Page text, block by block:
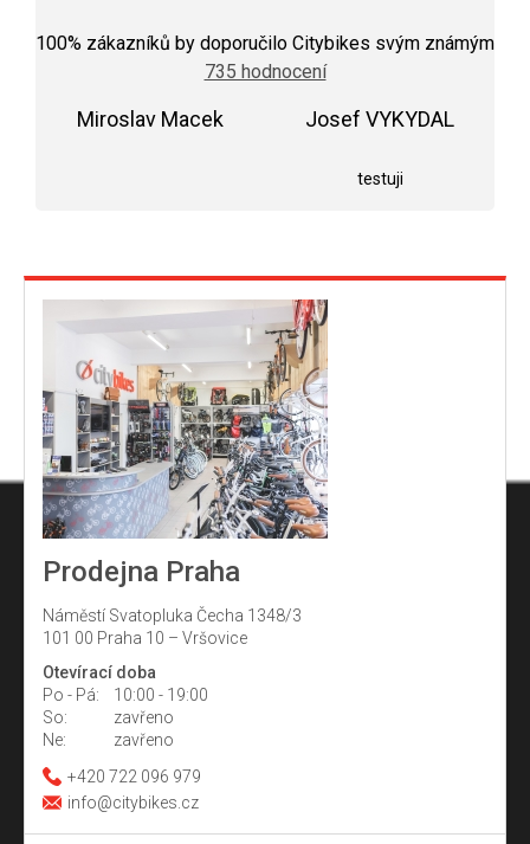
hodnocení
obchodu
je
100% zákazníků by doporučilo Citybikes svým známým
735 hodnocení
Miroslav Macek Josef VYKYDAL
testuji
Prodejna Praha
Náměstí Svatopluka Čecha 1348/3
101 00 Praha 10 – Vršovice
Otevírací doba
Po - Pá:
10:00 - 19:00
So:
zavřeno
Ne:
zavřeno
+420 722 096 979
info@citybikes.cz